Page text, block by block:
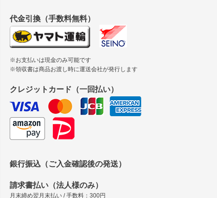
縦420mm×横650mmの包装紙に適した紙はありますか？
代金引換（手数料無料）
※お支払いは現金のみ可能です
※領収書は商品お渡し時に運送会社が発行します
クレジットカード（一回払い）
銀行振込（ご入金確認後の発送）
請求書払い（法人様のみ）
月末締め翌月末払い / 手数料：300円